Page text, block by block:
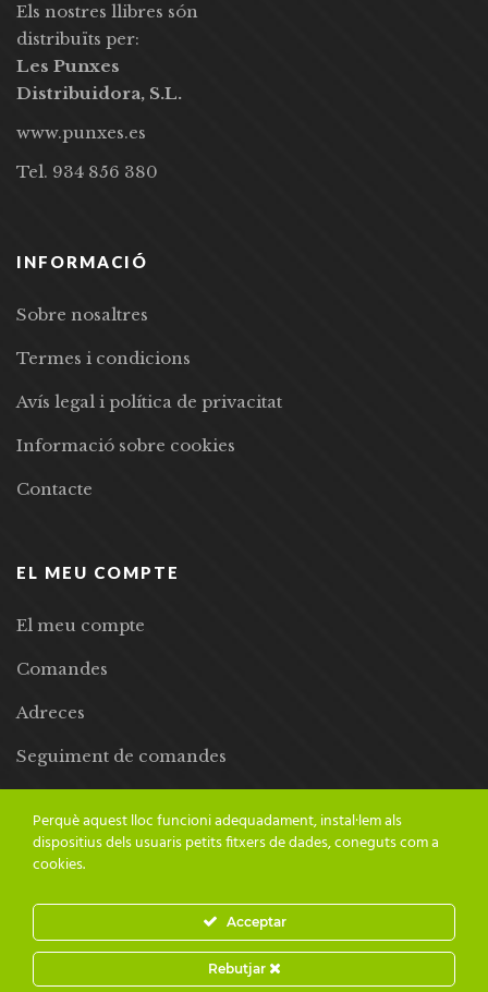
Els nostres llibres són
distribuïts per:
Les Punxes
Distribuidora, S.L.
www.punxes.es
Tel. 934 856 380
INFORMACIÓ
Sobre nosaltres
Termes i condicions
Avís legal i política de privacitat
Informació sobre cookies
Contacte
EL MEU COMPTE
El meu compte
Comandes
Adreces
Seguiment de comandes
© 2024 Adesiara Editorial | Tots els drets reservats | Preus amb
IVA inclòs |Grademorphic
Perquè aquest lloc funcioni adequadament, instal·lem als
dispositius dels usuaris petits fitxers de dades, coneguts com a
cookies.
Acceptar
Rebutjar